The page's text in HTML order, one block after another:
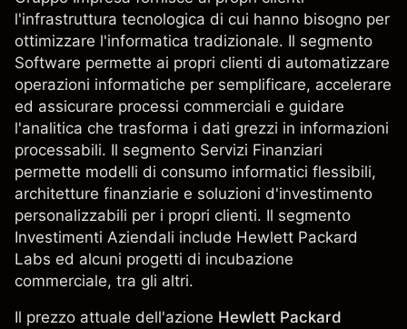
l'infrastruttura tecnologica di cui hanno bisogno per
ottimizzare l'informatica tradizionale. Il segmento
Software permette ai propri clienti di automatizzare
operazioni informatiche per semplificare, accelerare
ed assicurare processi commerciali e guidare
l'analitica che trasforma i dati grezzi in informazioni
processabili. Il segmento Servizi Finanziari
permette modelli di consumo informatici flessibili,
architetture finanziarie e soluzioni d'investimento
personalizzabili per i propri clienti. Il segmento
Investimenti Aziendali include Hewlett Packard
Labs ed alcuni progetti di incubazione
commerciale, tra gli altri.
Il prezzo attuale dell'azione Hewlett Packard